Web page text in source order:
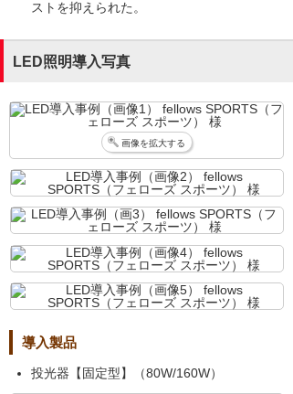
ストを抑えられた。
LED照明導入写真
画像を拡大する
導入製品
投光器【固定型】（80W/160W）